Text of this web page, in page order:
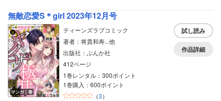
無敵恋愛S＊girl 2023年12月号
マンガ｜巻
ティーンズラブコミック
著者：将貴和寿...他
出版社：ぶんか社
412ページ
1巻レンタル：300ポイント
1巻購入：600ポイント
（3）
試し読み
作品詳細